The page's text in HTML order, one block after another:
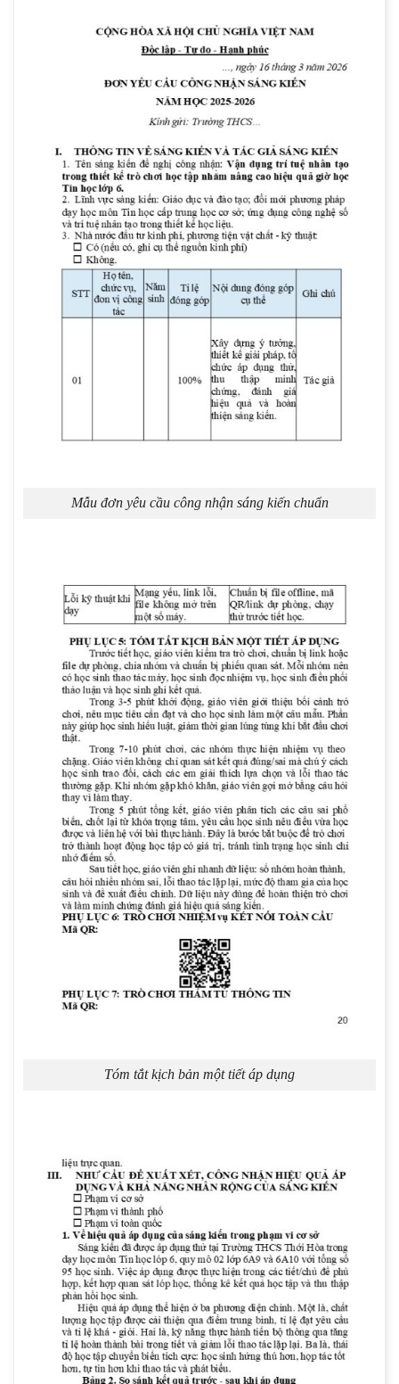
Mẫu đơn yêu cầu công nhận sáng kiến chuẩn
Tóm tắt kịch bản một tiết áp dụng